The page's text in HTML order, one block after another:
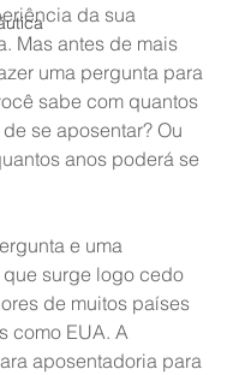
da sua
Mas antes de mais
uma pergunta para
sabe com quantos
se aposentar? Ou
anos poderá se
e uma
surge logo cedo
de muitos países
como EUA. A
aposentadoria para